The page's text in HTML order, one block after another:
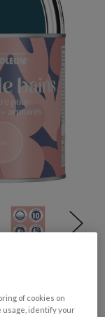
& Vifof cookies on
usage, identify your